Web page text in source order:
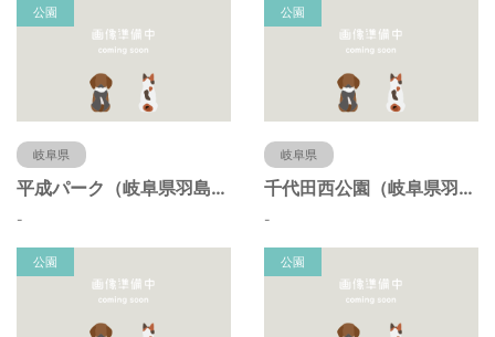
公園
岐阜県
平成パーク（岐阜県羽島市）
-
公園
岐阜県
千代田西公園（岐阜県羽島市）
-
公園 公園